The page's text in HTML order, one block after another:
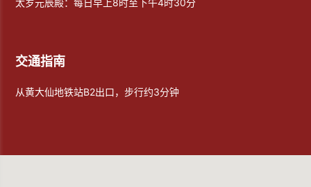
太岁元辰殿：每日早上8时至下午4时30分
交通指南
从黄大仙地铁站B2出口，步行约3分钟